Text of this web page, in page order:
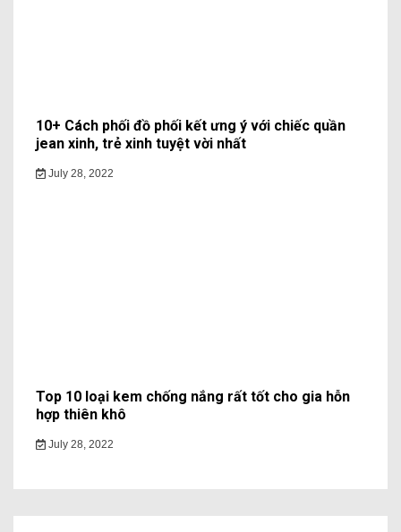
10+ Cách phối đồ phối kết ưng ý với chiếc quần
jean xinh, trẻ xinh tuyệt vời nhất
July 28, 2022
Top 10 loại kem chống nắng rất tốt cho gia hỗn
hợp thiên khô
July 28, 2022